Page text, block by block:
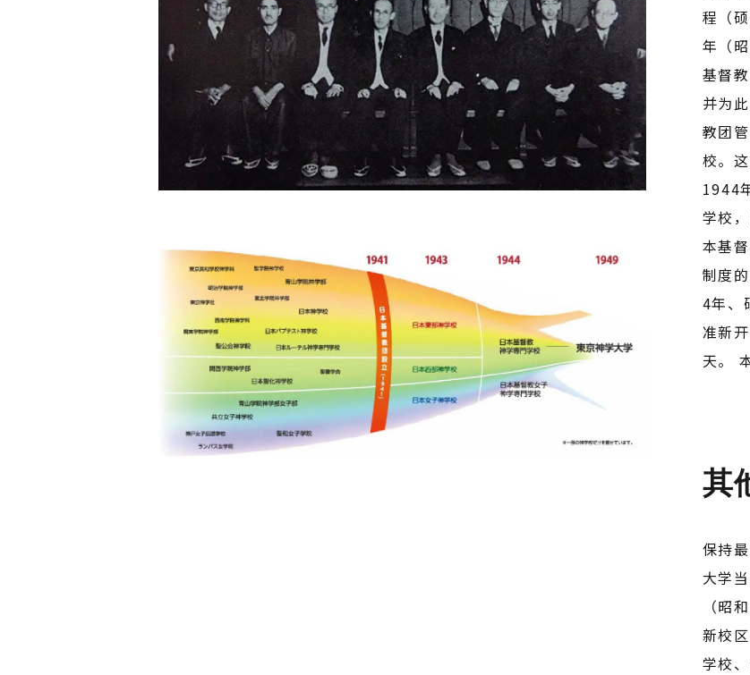
程（
年（
基督
并为
教团
校。
1944
学校
本基
制度
4年、
准新
天。
其
保持
大学
（昭
新校
学校